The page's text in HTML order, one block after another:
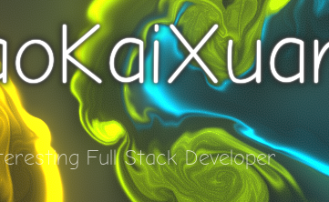
eresting Full Stack Developer